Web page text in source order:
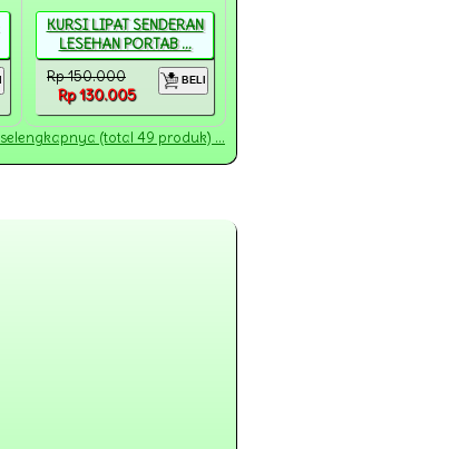
KURSI LIPAT SENDERAN
LESEHAN PORTAB ...
Rp 150.000
Rp 130.005
BELI
selengkapnya (total 49 produk) ...